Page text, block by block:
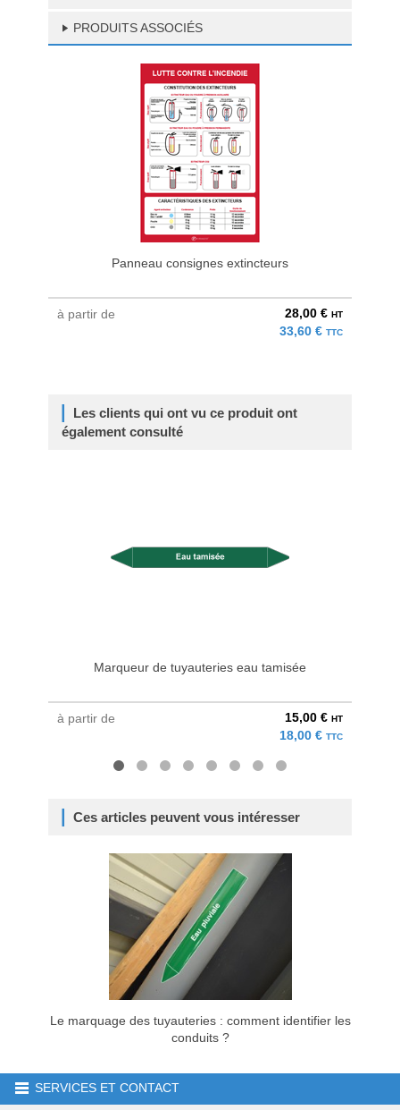
PRODUITS ASSOCIÉS
Panneau consignes extincteurs
à partir de 28,00 € HT
33,60 € TTC
Les clients qui ont vu ce produit ont
également consulté
Marqueur de tuyauteries eau tamisée
à partir de 15,00 € HT
18,00 € TTC
Ces articles peuvent vous intéresser
Le marquage des tuyauteries : comment identifier les
conduits ?
SERVICES ET CONTACT